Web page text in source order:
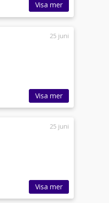
Visa mer
25 juni
Visa mer
25 juni
Visa mer